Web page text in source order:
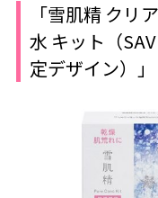
「雪肌精 ク
水 キット（
定デザイン）」